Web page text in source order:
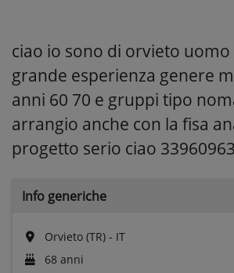
ciao io sono di orvieto uomo
grande esperienza genere
anni 60 70 e gruppi tipo
arrangio anche con la fisa
progetto serio ciao
Info generiche
Orvieto (TR) - IT
68 anni